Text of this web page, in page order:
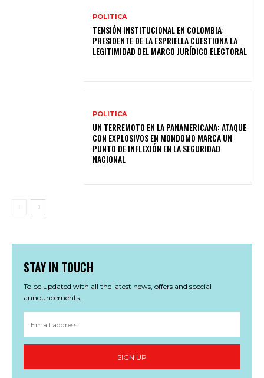
POLITICA
TENSIÓN INSTITUCIONAL EN COLOMBIA:
PRESIDENTE DE LA ESPRIELLA CUESTIONA LA
LEGITIMIDAD DEL MARCO JURÍDICO ELECTORAL
POLITICA
UN TERREMOTO EN LA PANAMERICANA: ATAQUE
CON EXPLOSIVOS EN MONDOMO MARCA UN
PUNTO DE INFLEXIÓN EN LA SEGURIDAD
NACIONAL
STAY IN TOUCH
To be updated with all the latest news, offers and special
announcements.
SIGN UP